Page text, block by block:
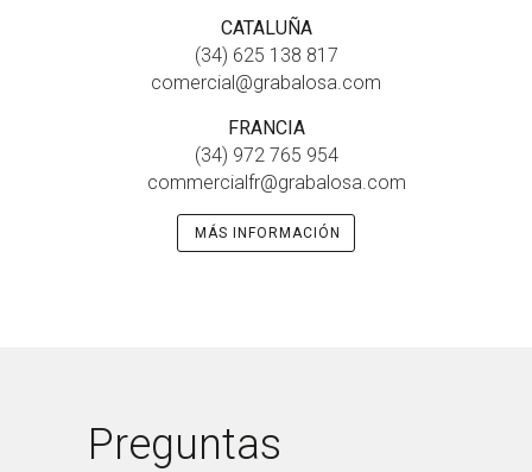
CATALUÑA
(34) 625 138 817
comercial@grabalosa.com
FRANCIA
(34) 972 765 954
commercialfr@grabalosa.com
MÁS INFORMACIÓN
Preguntas